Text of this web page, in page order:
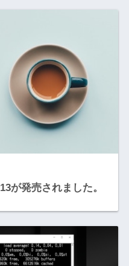
が発売されました。